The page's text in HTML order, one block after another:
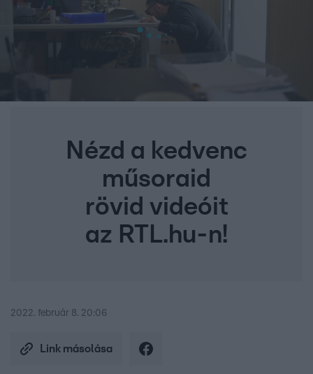
Nézd a kedvenc
műsoraid
rövid videóit
az RTL.hu-n!
2022. február 8. 20:06
Link másolása